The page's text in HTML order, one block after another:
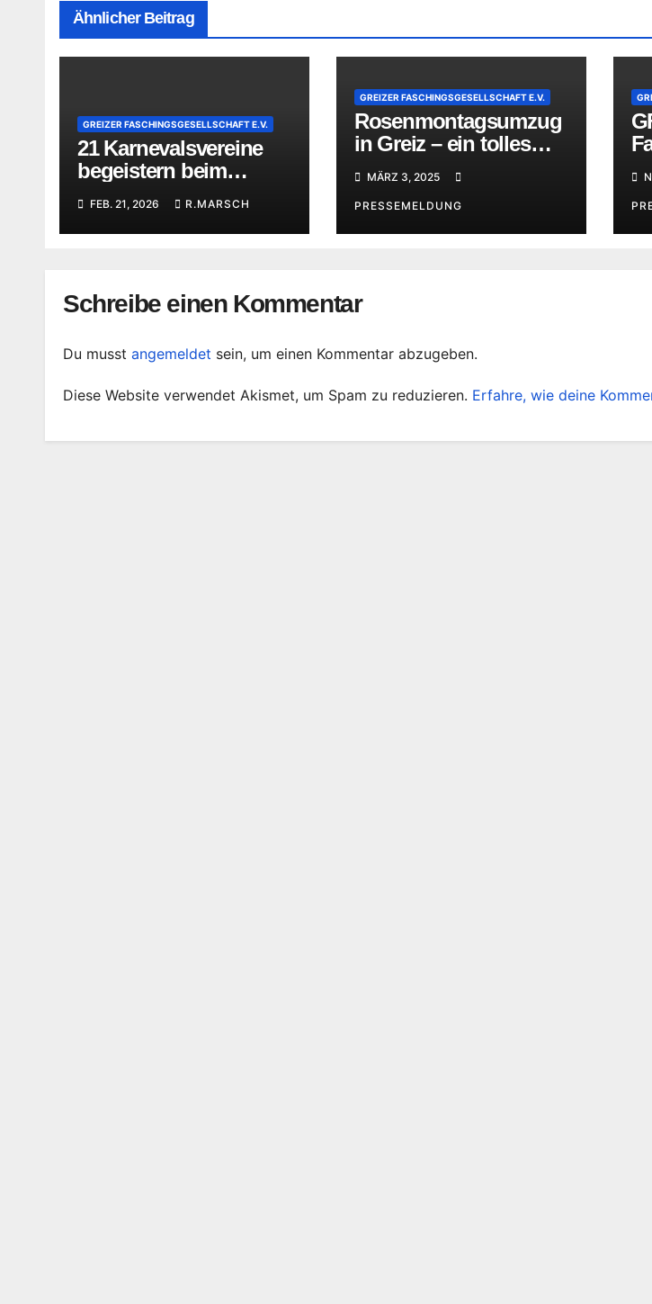
Ähnlicher Beitrag
GREIZER FASCHINGSGESELLSCHAFT E.V.
21 Karnevalsvereine
begeistern beim
FEB. 21, 2026 R.MARSCH
GREIZER FASCHINGSGESELLSCHAFT E.V.
Rosenmontagsumzug
in Greiz – ein tolles
Erlebnis
MÄRZ 3, 2025
PRESSEMELDUNG
Schreibe einen Kommentar
Du musst angemeldet sein, um einen Kommentar abzugeben.
Diese Website verwendet Akismet, um Spam zu reduzieren. Erfahre, wie deine